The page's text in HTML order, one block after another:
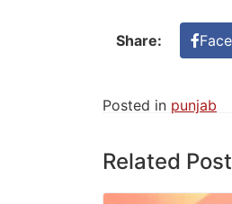
Share:
Posted in punjab
Related